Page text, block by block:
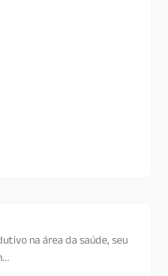
na área da saúde, seu